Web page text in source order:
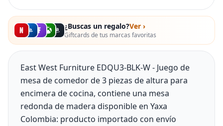
¿Buscas un regalo?Ver ›
Giftcards de tus marcas favoritas
East West Furniture EDQU3-BLK-W - Juego de
mesa de comedor de 3 piezas de altura para
encimera de cocina, contiene una mesa
redonda de madera disponible en Yaxa
Colombia: producto importado con envío